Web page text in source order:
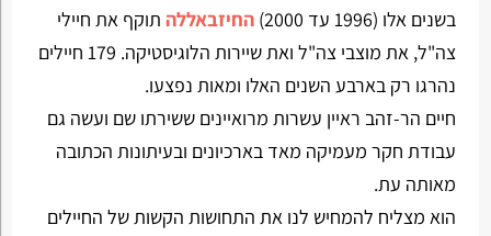
בשנים אלו (1996 עד 2000)
החיזבאללהתוקף את חיילי
צה"ל, את מוצבי צה"ל ואת שיירות הלוגיסטיקה. 179 חיילים
נהרגו רק בארבע השנים האלו ומאות נפצעו.
חיים הר-זהב ראיין עשרות מרואיינים ששירתו שם ועשה גם
עבודת חקר מעמיקה מאד בארכיונים ובעיתונות הכתובה
מאותה עת.
הוא מצליח להמחיש לנו את התחושות הקשות של החיילים